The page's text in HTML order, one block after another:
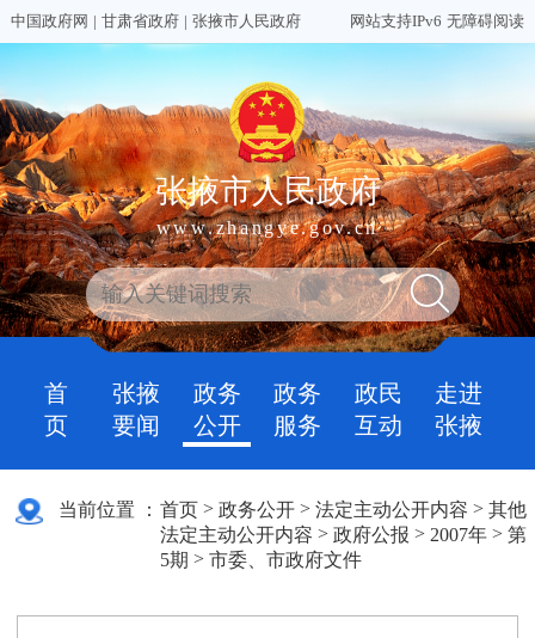
中国政府网 | 甘肃省政府 | 张掖市人民政府 网站支持IPv6 无障碍阅读
张掖市人民政府
www.zhangye.gov.cn
首
页
张掖
要闻
政务
公开
政务
服务
政民
互动
走进
张掖
当前位置 ： 首页 >政务公开 >法定主动公开内容 >其他
法定主动公开内容 >政府公报 > 2007年 >第
5期 >市委、市政府文件